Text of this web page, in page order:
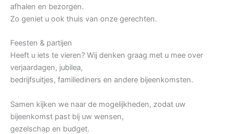
afhalen en bezorgen.
Zo geniet u ook thuis van onze gerechten.
Feesten & partijen
Heeft u iets te vieren? Wij denken graag met u mee over
verjaardagen, jubilea,
bedrijfsuitjes, familiediners en andere bijeenkomsten.
Samen kijken we naar de mogelijkheden, zodat uw
bijeenkomst past bij uw wensen,
gezelschap en budget.